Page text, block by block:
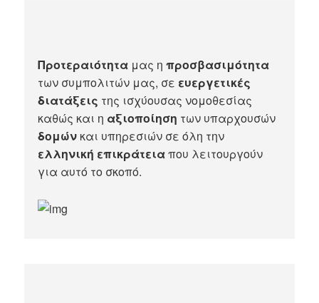
Προτεραιότητα μας ηπροσβασιμότητα
των συμπολιτών μας, σε ευεργετικές
διατάξεις της ισχύουσας νομοθεσίας
καθώς και η αξιοποίηση των υπαρχουσών
δομών και υπηρεσιών σε όλη την
ελληνική επικράτειαπου λειτουργούν
για αυτό το σκοπό.​